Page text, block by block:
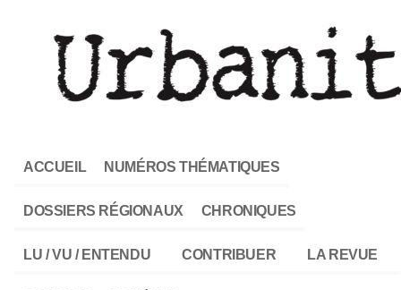
ACCUEIL NUMÉROS THÉMATIQUES
DOSSIERS RÉGIONAUX CHRONIQUES
LU / VU / ENTENDU CONTRIBUER LA REVUE